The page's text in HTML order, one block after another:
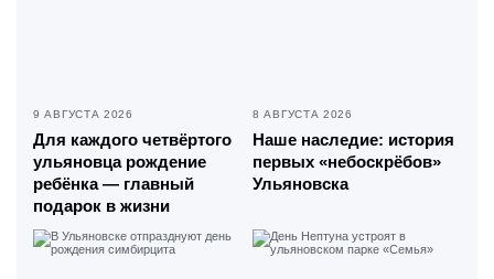
9 АВГУСТА 2026
Для каждого четвёртого
ульяновца рождение
ребёнка — главный
подарок в жизни
8 АВГУСТА 2026
Наше наследие: история
первых «небоскрёбов»
Ульяновска